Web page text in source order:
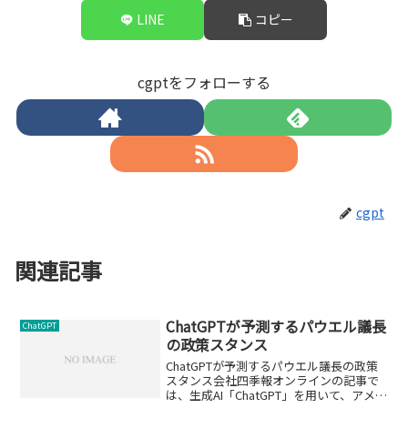
LINE コピー
cgptをフォローする
cgpt
関連記事
ChatGPT
ChatGPTが予測するパウエル議長
の政策スタンス
ChatGPTが予測するパウエル議長の政策
スタンス会社四季報オンラインの記事で
は、生成AI「ChatGPT」を用いて、アメリ